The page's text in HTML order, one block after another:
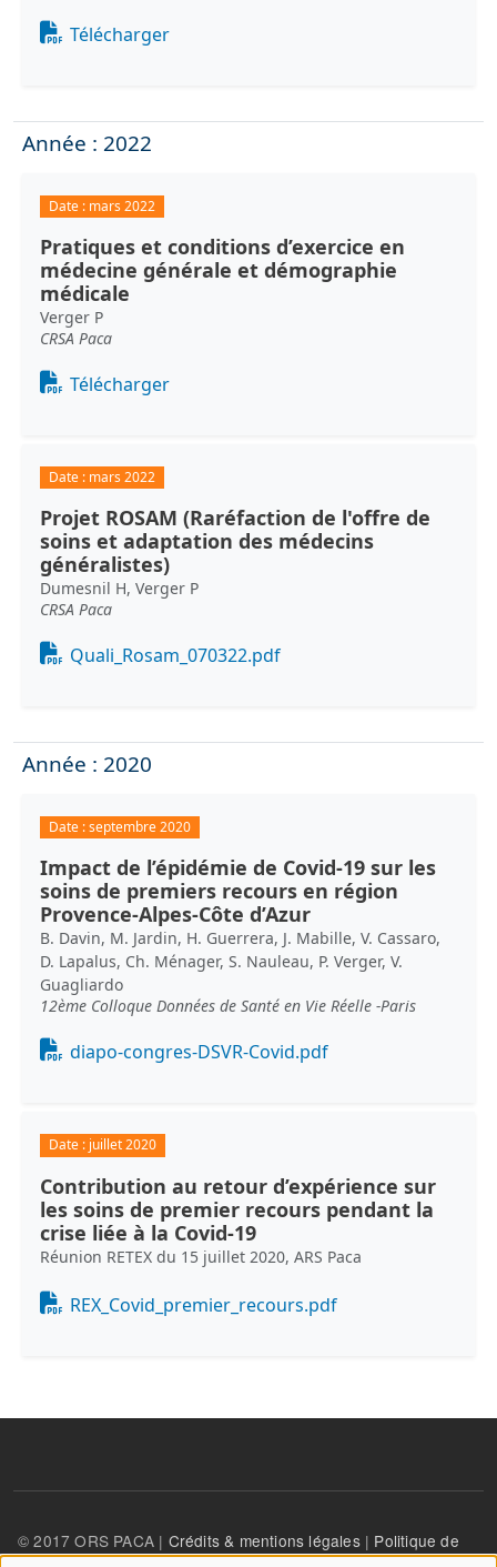
Document
Télécharger
Année : 2022
Date : mars 2022
Pratiques et conditions d’exercice en
médecine générale et démographie
médicale
Verger P
CRSA Paca
Document
Télécharger
Date : mars 2022
Projet ROSAM (Raréfaction de l'offre de
soins et adaptation des médecins
généralistes)
Dumesnil H, Verger P
CRSA Paca
Document
Quali_Rosam_070322.pdf
Année : 2020
Date :septembre 2020
Impact de l’épidémie de Covid-19 sur les
soins de premiers recours en région
Provence-Alpes-Côte d’Azur
B. Davin, M. Jardin, H. Guerrera, J. Mabille, V. Cassaro,
D. Lapalus, Ch. Ménager, S. Nauleau, P. Verger, V.
Guagliardo
12ème Colloque Données de Santé en Vie Réelle -Paris
Document
diapo-congres-DSVR-Covid.pdf
Date : juillet 2020
Contribution au retour d’expérience sur
les soins de premier recours pendant la
crise liée à la Covid-19
Réunion RETEX du 15 juillet 2020, ARS Paca
Document
REX_Covid_premier_recours.pdf
© 2017 ORS PACA | Crédits & mentions légales| Politique de